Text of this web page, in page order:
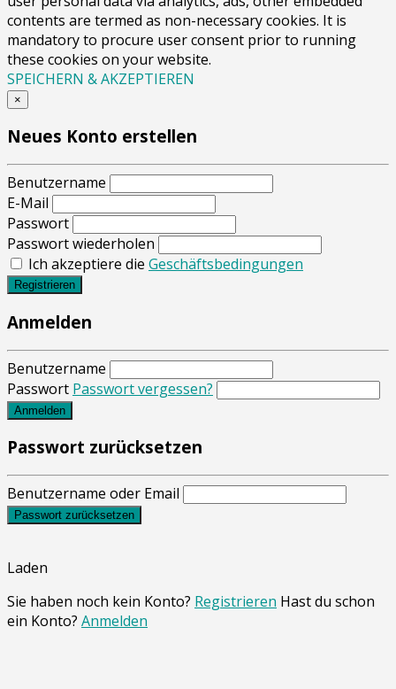
contents are termed as non-necessary cookies. It is
mandatory to procure user consent prior to running
these cookies on your website.
SPEICHERN & AKZEPTIEREN
×
Neues Konto erstellen
Benutzername
E-Mail
Passwort
Passwort wiederholen
Ich akzeptiere die Geschäftsbedingungen
Registrieren
Anmelden
Benutzername
Passwort Passwort vergessen?
Anmelden
Passwort zurücksetzen
Benutzername oder Email
Passwort zurücksetzen
Laden
Sie haben noch kein Konto? Registrieren Hast du schon
ein Konto? Anmelden